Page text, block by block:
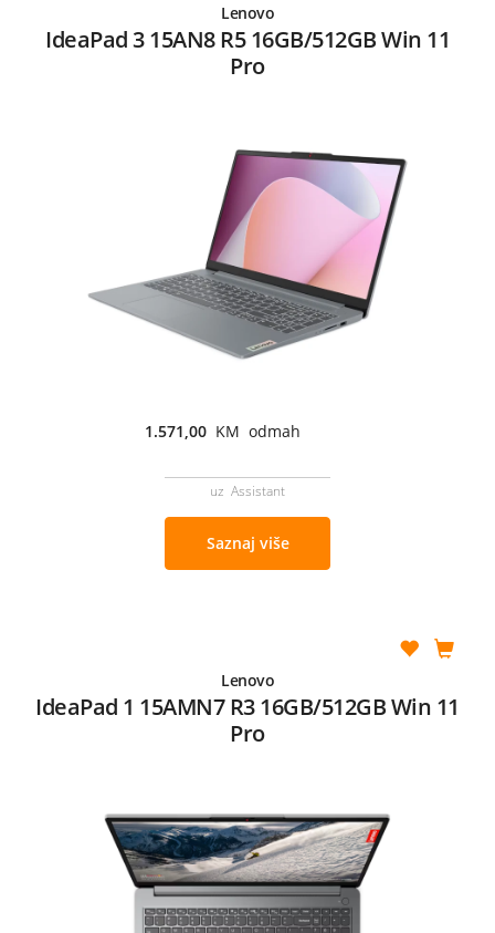
Lenovo
IdeaPad 3 15AN8 R5 16GB/512GB Win 11
Pro
1.571,00 KM odmah
uz Assistant
Saznaj više
Lenovo
IdeaPad 1 15AMN7 R3 16GB/512GB Win 11
Pro